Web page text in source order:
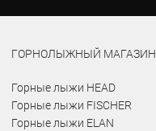
ГОРНОЛЫЖНЫЙ МАГАЗИН
Горные лыжи HEAD
Горные лыжи FISCHER
Горные лыжи ELAN